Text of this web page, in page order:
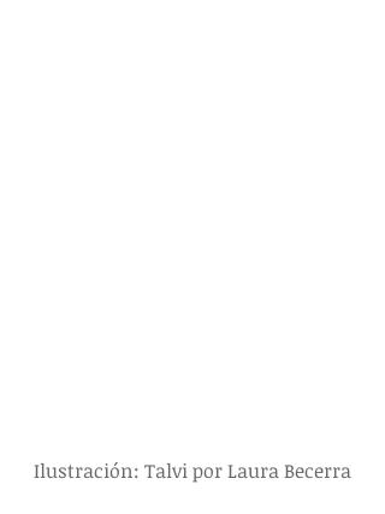
Ilustración: Talvi por Laura Becerra